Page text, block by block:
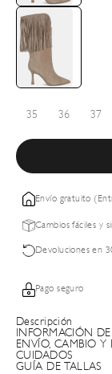
35 36 37
Envío gratuito
Cambios fáciles y
Devoluciones en
Pago seguro
Descripción
INFORMACIÓN
ENVÍO, CAMBIO Y
CUIDADOS
GUÍA DE TALLAS